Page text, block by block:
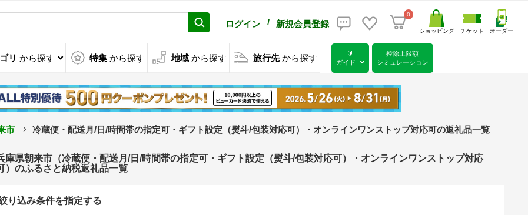
ログイン / 新規会員登録
0
ショッピング チケット オーダー
リ から探す 特集 から探す 地域 から探す 旅行先 から探す
🔰
ガイド
控除上限額
シミュレーション
市 冷蔵便・配送月/日/時間帯の指定可・ギフト設定（熨斗/包装対応可）・オンラインワンストップ対応可の返礼品一覧
庫県朝来市（冷蔵便・配送月/日/時間帯の指定可・ギフト設定（熨斗/包装対応可）・オンラインワンストップ対応
）のふるさと納税返礼品一覧
り込み条件を指定する